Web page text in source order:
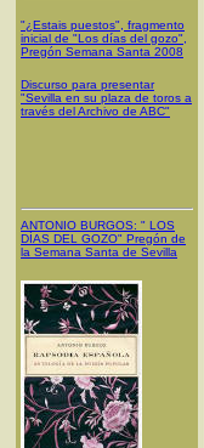
"¿Estais puestos", fragmento
inicial de "Los días del gozo",
Pregón Semana Santa 2008
Discurso para presentar
"Sevilla en su plaza de toros a
través del Archivo de ABC"
ANTONIO BURGOS: " LOS
DÍAS DEL GOZO" Pregón de
la Semana Santa de Sevilla